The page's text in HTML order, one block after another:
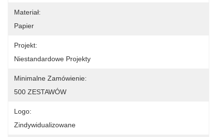
Materiał:
Papier
Projekt:
Niestandardowe Projekty
Minimalne Zamówienie:
500 ZESTAWÓW
Logo:
Zindywidualizowane